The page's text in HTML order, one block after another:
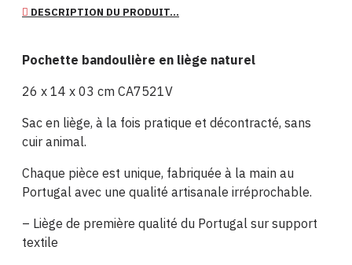
DESCRIPTION DU PRODUIT...
Pochette bandoulière en liège naturel
26 x 14 x 03 cm CA7521V
Sac en liège, à la fois pratique et décontracté, sans
cuir animal.
Chaque pièce est unique, fabriquée à la main au
Portugal avec une qualité artisanale irréprochable.
– Liège de première qualité du Portugal sur support
textile